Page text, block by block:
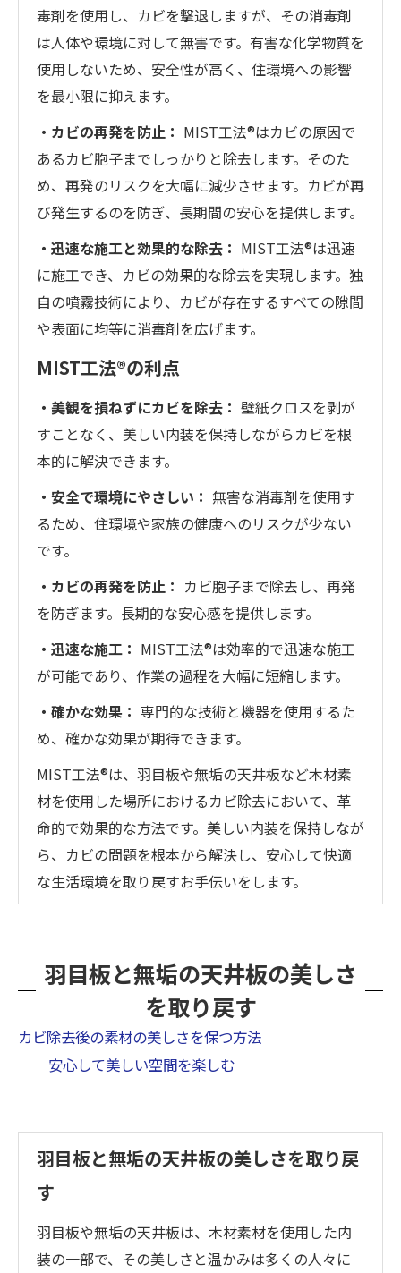
毒剤を使用し、カビを撃退しますが、その消毒剤
は人体や環境に対して無害です。有害な化学物質を
使用しないため、安全性が高く、住環境への影響
を最小限に抑えます。
・カビの再発を防止： MIST工法®はカビの原因で
あるカビ胞子までしっかりと除去します。そのた
め、再発のリスクを大幅に減少させます。カビが再
び発生するのを防ぎ、長期間の安心を提供します。
・迅速な施工と効果的な除去： MIST工法®は迅速
に施工でき、カビの効果的な除去を実現します。独
自の噴霧技術により、カビが存在するすべての隙間
や表面に均等に消毒剤を広げます。
MIST工法®の利点
・美観を損ねずにカビを除去： 壁紙クロスを剥が
すことなく、美しい内装を保持しながらカビを根
本的に解決できます。
・安全で環境にやさしい： 無害な消毒剤を使用す
るため、住環境や家族の健康へのリスクが少ない
です。
・カビの再発を防止： カビ胞子まで除去し、再発
を防ぎます。長期的な安心感を提供します。
・迅速な施工： MIST工法®は効率的で迅速な施工
が可能であり、作業の過程を大幅に短縮します。
・確かな効果： 専門的な技術と機器を使用するた
め、確かな効果が期待できます。
MIST工法®は、羽目板や無垢の天井板など木材素
材を使用した場所におけるカビ除去において、革
命的で効果的な方法です。美しい内装を保持しなが
ら、カビの問題を根本から解決し、安心して快適
な生活環境を取り戻すお手伝いをします。
羽目板と無垢の天井板の美しさ
を取り戻す
カビ除去後の素材の美しさを保つ方法
安心して美しい空間を楽しむ
羽目板と無垢の天井板の美しさを取り戻
す
羽目板や無垢の天井板は、木材素材を使用した内
装の一部で、その美しさと温かみは多くの人々に